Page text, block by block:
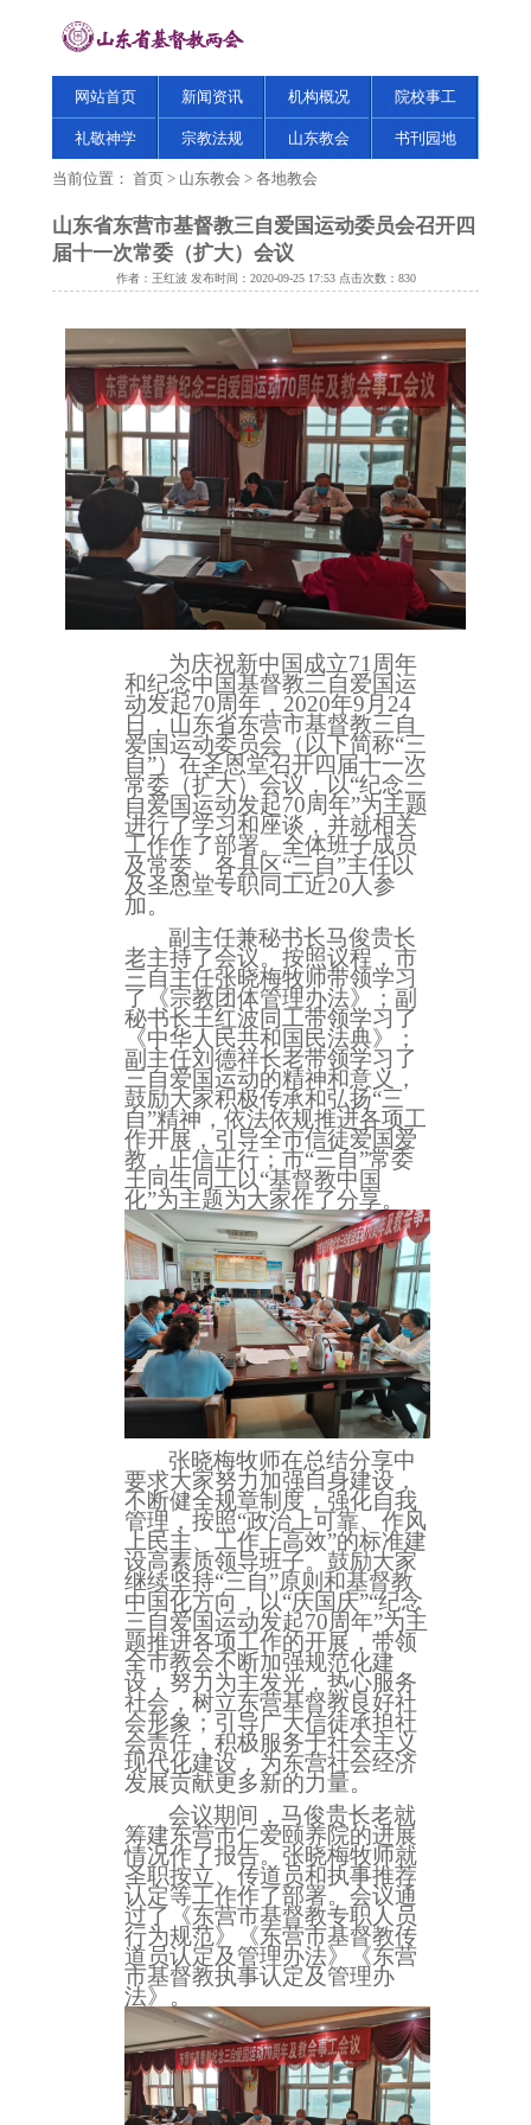
网站首页 新闻资讯 机构概况 院校事工
礼敬神学 宗教法规 山东教会 书刊园地
当前位置： 首页 > 山东教会 > 各地教会
山东省东营市基督教三自爱国运动委员会召开四
届十一次常委（扩大）会议
作者：王红波 发布时间：2020-09-25 17:53 点击次数： 830
为庆祝新中国成立71周年
和纪念中国基督教三自爱国运
动发起70周年，2020年9月24
日，山东省东营市基督教三自
爱国运动委员会（以下简称“三
自”）在圣恩堂召开四届十一次
常委（扩大）会议，以“纪念三
自爱国运动发起70周年”为主题
进行了学习和座谈，并就相关
工作作了部署。全体班子成员
及常委、各县区“三自”主任以
及圣恩堂专职同工近20人参
加。
副主任兼秘书长马俊贵长
老主持了会议。按照议程，市
三自主任张晓梅牧师带领学习
了《宗教团体管理办法》；副
秘书长王红波同工带领学习了
《中华人民共和国民法典》；
副主任刘德祥长老带领学习了
三自爱国运动的精神和意义，
鼓励大家积极传承和弘扬“三
自”精神，依法依规推进各项工
作开展，引导全市信徒爱国爱
教，正信正行；市“三自”常委
王同生同工以“基督教中国
化”为主题为大家作了分享。
张晓梅牧师在总结分享中
要求大家努力加强自身建设，
不断健全规章制度，强化自我
管理，按照“政治上可靠、作风
上民主、工作上高效”的标准建
设高素质领导班子。鼓励大家
继续坚持“三自”原则和基督教
中国化方向，以“庆国庆”“纪念
三自爱国运动发起70周年”为主
题推进各项工作的开展，带领
全市教会不断加强规范化建
设，努力为主发光，热心服务
社会，树立东营基督教良好社
会形象；引导广大信徒承担社
会责任，积极服务于社会主义
现代化建设 ， 为东营社会经济
发展贡献更多新的力量。
会议期间，马俊贵长老就
筹建东营市仁爱颐养院的进展
情况作了报告。张晓梅牧师就
圣职按立、传道员和执事推荐
认定等工作作了部署。会议通
过了《东营市基督教专职人员
行为规范》《东营市基督教传
道员认定及管理办法》《东营
市基督教执事认定及管理办
法》。